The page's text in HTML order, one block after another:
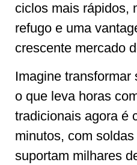
ciclos mais rápidos,
refugo e uma
crescente mercado
Imagine transformar
o que leva horas
tradicionais agora é
minutos, com
suportam milhares